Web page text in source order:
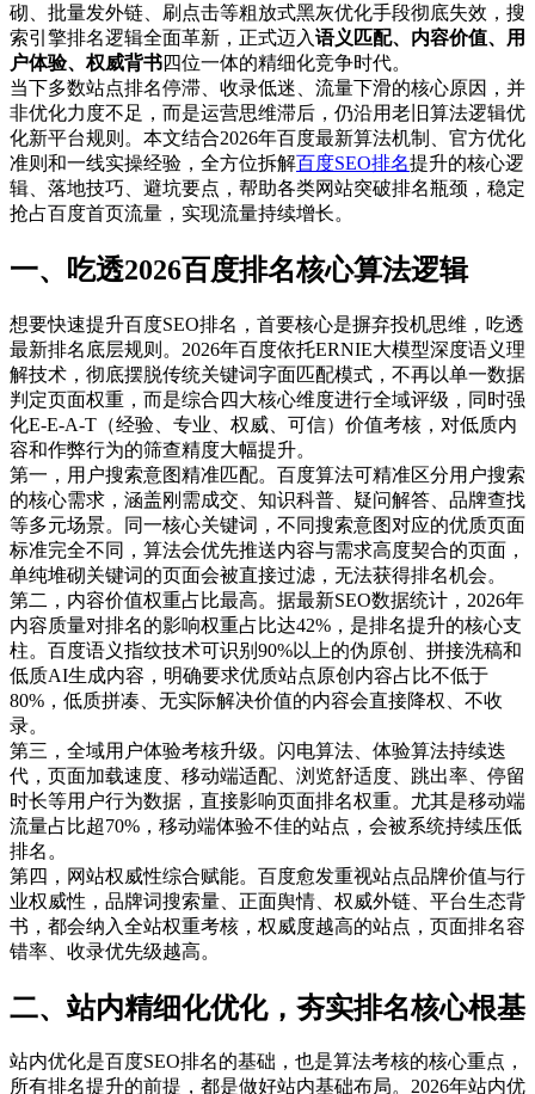
砌、批量发外链、刷点击等粗放式黑灰优化手段彻底失效，搜
索引擎排名逻辑全面革新，正式迈入语义匹配、内容价值、用
户体验、权威背书四位一体的精细化竞争时代。
当下多数站点排名停滞、收录低迷、流量下滑的核心原因，并
非优化力度不足，而是运营思维滞后，仍沿用老旧算法逻辑优
化新平台规则。本文结合2026年百度最新算法机制、官方优化
准则和一线实操经验，全方位拆解百度SEO排名提升的核心逻
辑、落地技巧、避坑要点，帮助各类网站突破排名瓶颈，稳定
抢占百度首页流量，实现流量持续增长。
一、吃透2026百度排名核心算法逻辑
想要快速提升百度SEO排名，首要核心是摒弃投机思维，吃透
最新排名底层规则。2026年百度依托ERNIE大模型深度语义理
解技术，彻底摆脱传统关键词字面匹配模式，不再以单一数据
判定页面权重，而是综合四大核心维度进行全域评级，同时强
化E-E-A-T（经验、专业、权威、可信）价值考核，对低质内
容和作弊行为的筛查精度大幅提升。
第一，用户搜索意图精准匹配。百度算法可精准区分用户搜索
的核心需求，涵盖刚需成交、知识科普、疑问解答、品牌查找
等多元场景。同一核心关键词，不同搜索意图对应的优质页面
标准完全不同，算法会优先推送内容与需求高度契合的页面，
单纯堆砌关键词的页面会被直接过滤，无法获得排名机会。
第二，内容价值权重占比最高。据最新SEO数据统计，2026年
内容质量对排名的影响权重占比达42%，是排名提升的核心支
柱。百度语义指纹技术可识别90%以上的伪原创、拼接洗稿和
低质AI生成内容，明确要求优质站点原创内容占比不低于
80%，低质拼凑、无实际解决价值的内容会直接降权、不收
录。
第三，全域用户体验考核升级。闪电算法、体验算法持续迭
代，页面加载速度、移动端适配、浏览舒适度、跳出率、停留
时长等用户行为数据，直接影响页面排名权重。尤其是移动端
流量占比超70%，移动端体验不佳的站点，会被系统持续压低
排名。
第四，网站权威性综合赋能。百度愈发重视站点品牌价值与行
业权威性，品牌词搜索量、正面舆情、权威外链、平台生态背
书，都会纳入全站权重考核，权威度越高的站点，页面排名容
错率、收录优先级越高。
二、站内精细化优化，夯实排名核心根基
站内优化是百度SEO排名的基础，也是算法考核的核心重点，
所有排名提升的前提，都是做好站内基础布局。2026年站内优